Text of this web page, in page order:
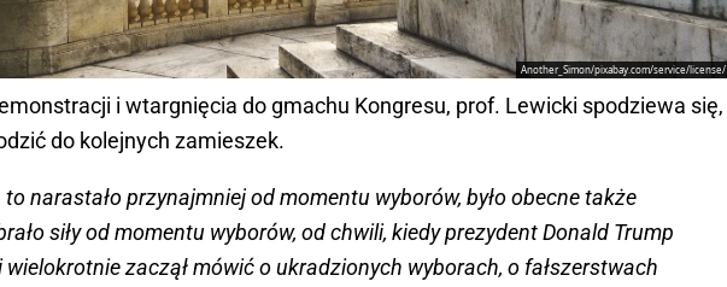
Another_Simon/pixabay.com/service/license/
i wtargnięcia do gmachu Kongresu, prof. Lewicki spodziewa się,
do kolejnych zamieszek.
to narastało przynajmniej od momentu wyborów, było obecne także
siły od momentu wyborów, od chwili, kiedy prezydent Donald Trump
zaczął mówić o ukradzionych wyborach, o fałszerstwach